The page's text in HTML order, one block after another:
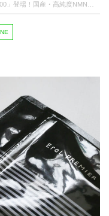
国産・高純度NMNとサポート成分